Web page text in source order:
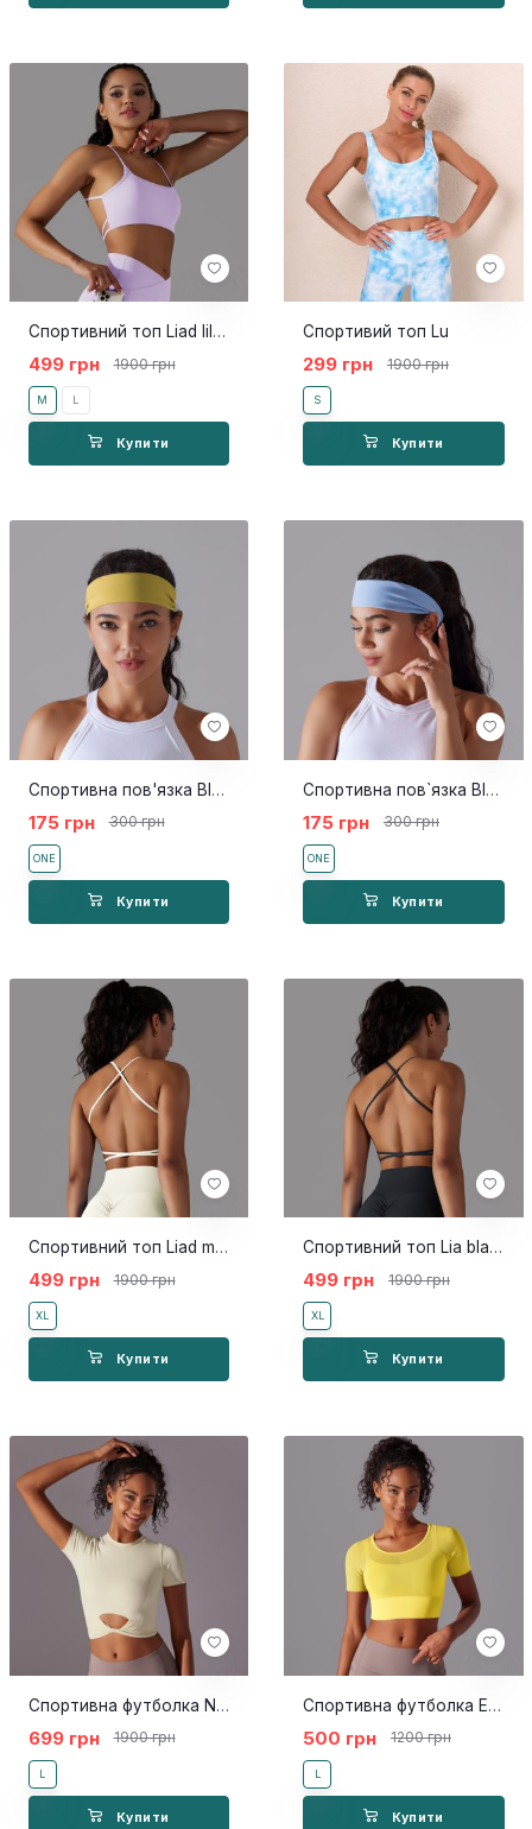
Спортивний топ Liad lilac
499 грн 1900 грн
M L
Купити
Спортивий топ Lu
299 грн 1900 грн
S
Купити
Спортивна пов'язка Bler gold
175 грн 300 грн
ONE
Купити
Спортивна пов`язка Bler blue
175 грн 300 грн
ONE
Купити
Спортивний топ Liad milk
499 грн 1900 грн
XL
Купити
Спортивний топ Lia black
499 грн 1900 грн
XL
Купити
Спортивна футболка Neli milk
699 грн 1900 грн
L
Купити
Спортивна футболка Ello yellow
500 грн 1200 грн
L
Купити